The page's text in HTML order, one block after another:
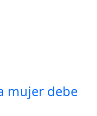
mujer debe